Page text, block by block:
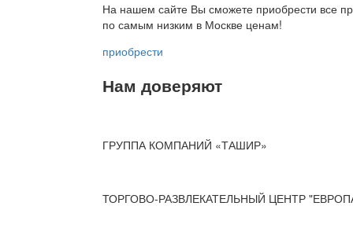
На нашем сайте Вы сможете приобрести все
по самым низким в Москве ценам!
приобрести
Нам доверяют
ГРУППА КОМПАНИЙ «ТАШИР»
ТОРГОВО-РАЗВЛЕКАТЕЛЬНЫЙ ЦЕНТР